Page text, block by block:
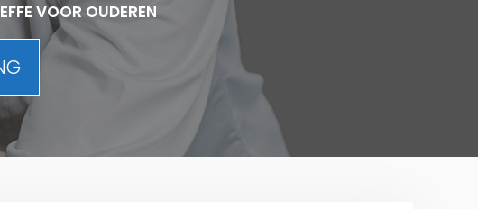
VOOR OUDEREN